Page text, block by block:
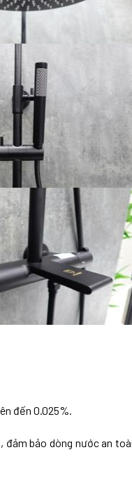
đến 0.025%.
bảo dòng nước an